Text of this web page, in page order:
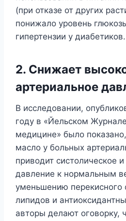
(при отказе от других
понижало уровень
гипертензии у диабетиков.
2. Снижает
артериальное
В исследовании,
году в «Йельском
медицине» было
масло у больных
приводит систолическое
давление к нормальным
уменьшению перекисного
липидов и
авторы делают оговорку,